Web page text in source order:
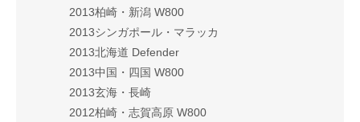
2013柏崎・新潟 W800
2013シンガポール・マラッカ
2013北海道 Defender
2013中国・四国 W800
2013玄海・長崎
2012柏崎・志賀高原 W800